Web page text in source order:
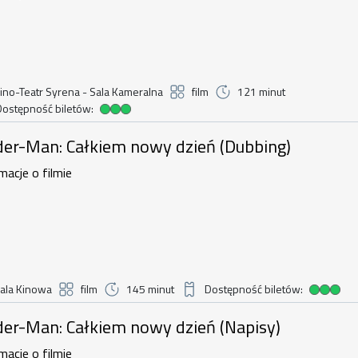
Teatr Syrena - Sala Kameralna film
121 minut
biletów:
biletów
Całkiem nowy dzień (Dubbing) , 7
Man: Całkiem nowy dzień (Dubbing)
o filmie
Kinowa film 145 minut Dostępność biletów:
Duża dostępność biletów
Całkiem nowy dzień (Napisy) , 7
Man: Całkiem nowy dzień (Napisy)
o filmie